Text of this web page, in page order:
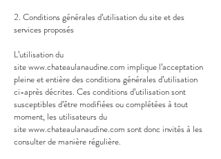
2. Conditions générales d’utilisation du site et des
services proposés
L’utilisation du
sitewww.chateaulanaudine.com implique l’acceptation
pleine et entière des conditions générales d’utilisation
ci-après décrites. Ces conditions d’utilisation sont
susceptibles d’être modifiées ou complétées à tout
moment, les utilisateurs du
sitewww.chateaulanaudine.com sont donc invités à les
consulter de manière régulière.